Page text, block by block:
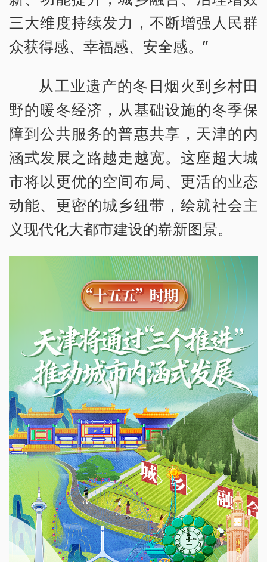
三大维度持续发力，不断增强人民群
众获得感、幸福感、安全感。”
从工业遗产的冬日烟火到乡村田
野的暖冬经济，从基础设施的冬季保
障到公共服务的普惠共享，天津的内
涵式发展之路越走越宽。这座超大城
市将以更优的空间布局、更活的业态
动能、更密的城乡纽带，绘就社会主
义现代化大都市建设的崭新图景。